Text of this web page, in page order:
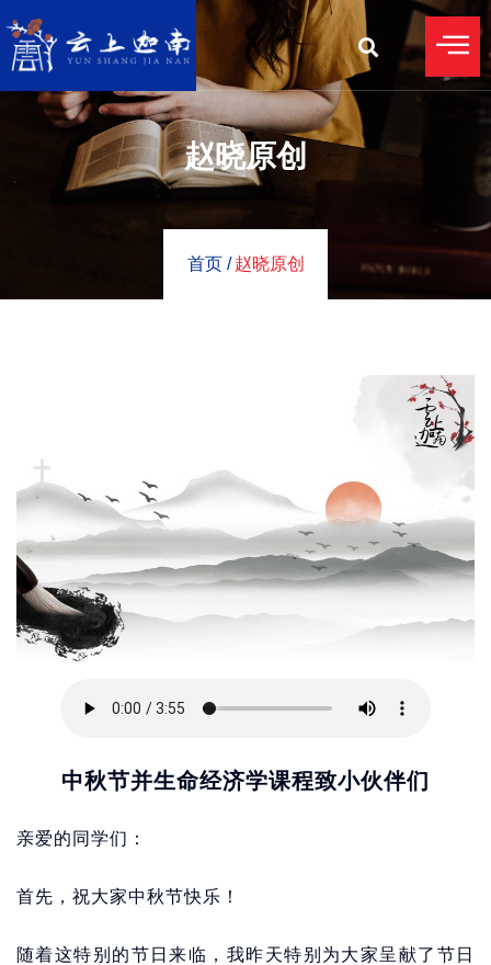
赵晓原创
首页 / 赵晓原创
中秋节并生命经济学课程致小伙伴们
亲爱的同学们：
首先，祝大家中秋节快乐！
随着这特别的节日来临，我昨天特别为大家呈献了节日